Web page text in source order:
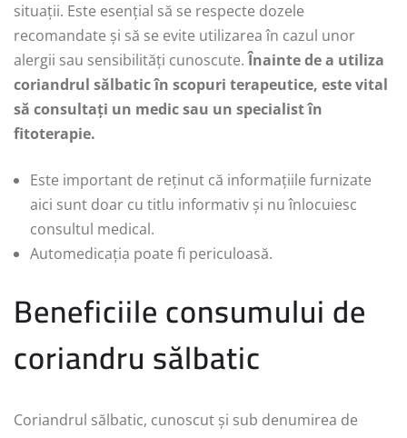
situații. Este esențial să se respecte dozele
recomandate și să se evite utilizarea în cazul unor
alergii sau sensibilități cunoscute.Înainte de a utiliza
coriandrul sălbatic în scopuri terapeutice, este vital
să consultați un medic sau un specialist în
fitoterapie.
Este important de reținut că informațiile furnizate
aici sunt doar cu titlu informativ și nu înlocuiesc
consultul medical.
Automedicația poate fi periculoasă.
Beneficiile consumului de
coriandru sălbatic
Coriandrul sălbatic, cunoscut și sub denumirea de